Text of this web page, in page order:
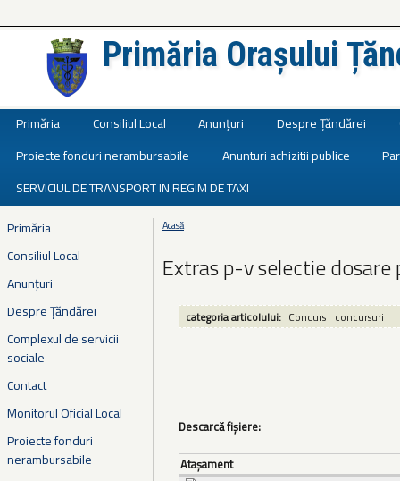
Primăria Orașului
Primăria Consiliul Local Anunțuri Despre Țăndărei
Proiecte fonduri nerambursabile
Anunturi achizitii publice
SERVICIUL DE TRANSPORT IN REGIM DE TAXI
Primăria
Consiliul Local
Anunțuri
Despre Țăndărei
Complexul de servicii
sociale
Contact
Monitorul Oficial Local
Proiecte fonduri
nerambursabile
Eşti aici
Acasă
Extras p-v selectie
categoria articolului: Concurs concursuri
Descarcă fișiere:
Ataşament